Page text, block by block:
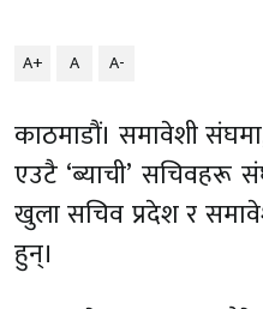
A+ A A-
काठमाडौं। समावेशी
एउटै ‘ब्याची’ सचिवहरू
खुला सचिव प्रदेश र
हुन्।